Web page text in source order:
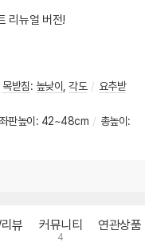
리뉴얼 버전!
목받침: 높낮이 각도 / 요추받
좌판높이 : 42~48cm / 총높이 :
뷰 커뮤니티
4
연관상품